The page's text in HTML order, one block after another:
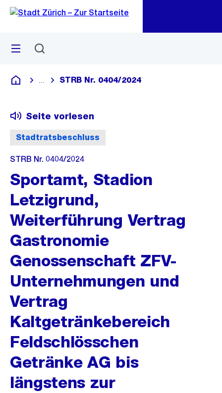
Navigation
Sprunglink
Menü
Deutsch
Blende alle Breadcrumbs ein
STRB Nr. 0404/2024
Stadtratsbeschluss
Seite vorlesen
STRB Nr. 0404/2024
Sportamt, Stadion
Letzigrund,
Weiterführung Vertrag
Gastronomie
Genossenschaft ZFV-
Unternehmungen und
Vertrag
Kaltgetränkebereich
Feldschlösschen
Getränke AG bis
längstens zur